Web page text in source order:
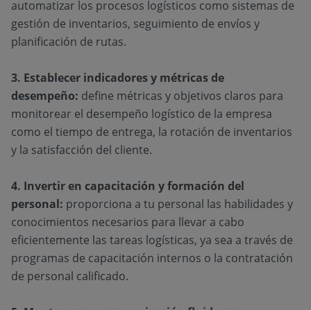
automatizar los procesos logísticos como sistemas de
gestión de inventarios, seguimiento de envíos y
planificación de rutas.
3. Establecer indicadores y métricas de
desempeño: define métricas y objetivos claros para
monitorear el desempeño logístico de la empresa
como el tiempo de entrega, la rotación de inventarios
y la satisfacción del cliente.
4. Invertir en capacitación y formación del
personal: proporciona a tu personal las habilidades y
conocimientos necesarios para llevar a cabo
eficientemente las tareas logísticas, ya sea a través de
programas de capacitación internos o la contratación
de personal calificado.